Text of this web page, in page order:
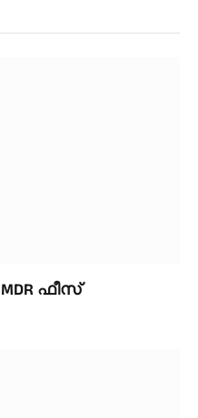
ഫീസ്